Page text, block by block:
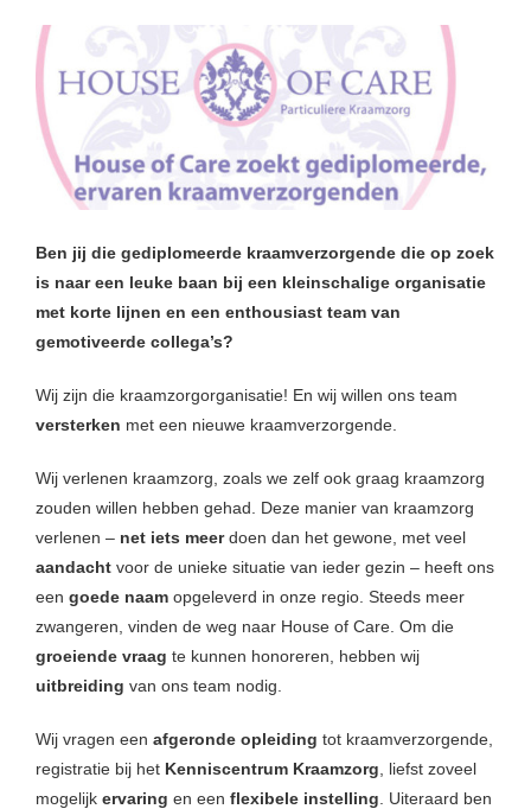
Ben jij die gediplomeerde kraamverzorgende die op zoek
is naar een leuke baan bij een kleinschalige organisatie
met korte lijnen en een enthousiast team van
gemotiveerde collega’s?
Wij zijn die kraamzorgorganisatie! En wij willen ons team
versterken met een nieuwe kraamverzorgende.
Wij verlenen kraamzorg, zoals we zelf ook graag kraamzorg
zouden willen hebben gehad. Deze manier van kraamzorg
verlenen – net iets meerdoen dan het gewone, met veel
aandacht voor de unieke situatie van ieder gezin – heeft ons
een goede naam opgeleverd in onze regio. Steeds meer
zwangeren, vinden de weg naar House of Care. Om die
groeiende vraag te kunnen honoreren, hebben wij
uitbreiding van ons team nodig.
Wij vragen een afgeronde opleiding tot kraamverzorgende,
registratie bij het Kenniscentrum Kraamzorg , liefst zoveel
mogelijk ervaring en een flexibele instelling . Uiteraard ben